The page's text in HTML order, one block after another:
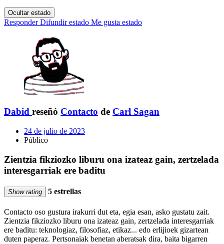
Ocultar estado
Responder Difundir estado Me gusta estado
Dabid reseñó Contacto de Carl Sagan
24 de julio de 2023
Público
Zientzia fikziozko liburu ona izateaz gain, zertzelada
interesgarriak ere baditu
Show rating 5 estrellas
Contacto oso gustura irakurri dut eta, egia esan, asko gustatu zait.
Zientzia fikziozko liburu ona izateaz gain, zertzelada interesgarriak
ere baditu: teknologiaz, filosofiaz, etikaz... edo erlijioek gizartean
duten paperaz. Pertsonaiak benetan aberatsak dira, baita bigarren